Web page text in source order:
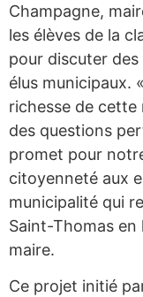
Champagne,
les élèves de la
pour discuter
élus municipaux.
richesse de cette
des questions
promet pour
citoyenneté aux
municipalité qui
Saint-Thomas en
maire.
Ce projet initié